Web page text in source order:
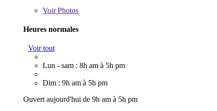
VoirPhotos
Heures normales
Voir tout
Lun - sam : 8h am à 5h pm
Dim : 9h am à 5h pm
Ouvert aujourd'hui de 9h am à 5h pm